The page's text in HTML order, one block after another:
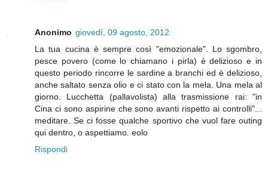
Anonimo giovedì, 09 agosto, 2012
La tua cucina è sempre così "emozionale". Lo sgombro,
pesce povero (come lo chiamano i pirla) è delizioso e in
questo periodo rincorre le sardine a branchi ed è delizioso,
anche saltato senza olio e ci stato con la mela. Una mela al
giorno. Lucchetta (pallavolista) alla trasmissione rai: "in
Cina ci sono aspirine che sono avanti rispetto ai controlli"...
meditare. Se ci fosse qualche sportivo che vuol fare outing
qui dentro, o aspettiamo. eolo
Rispondi